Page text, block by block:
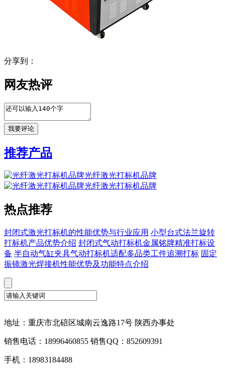
分享到：
网友热评
推荐产品
光纤激光打标机品牌
光纤激光打标机品牌
热点推荐
封闭式激光打标机的性能优势与行业应用 小型台式法兰旋转
打标机产品优势介绍 封闭式气动打标机金属铭牌精准打标设
备 半自动气缸夹具气动打标机适配多品类工件追溯打标 固定
振镜激光焊接机性能优势及功能特点介绍
地址：重庆市北碚区城南云逸路17号 陕西办事处
销售电话：18996460855 销售QQ：852609391
手机：18983184488